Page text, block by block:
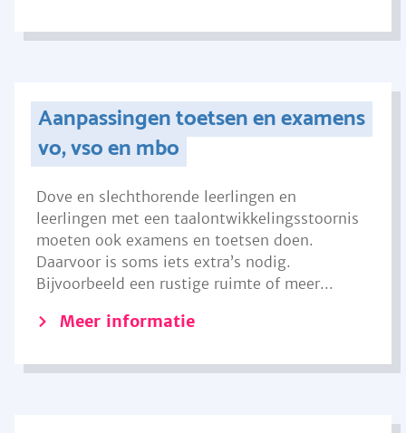
Aanpassingen toetsen en examens
vo, vso en mbo
Dove en slechthorende leerlingen en
leerlingen met een taalontwikkelingsstoornis
moeten ook examens en toetsen doen.
Daarvoor is soms iets extra’s nodig.
Bijvoorbeeld een rustige ruimte of meer...
Meer informatie